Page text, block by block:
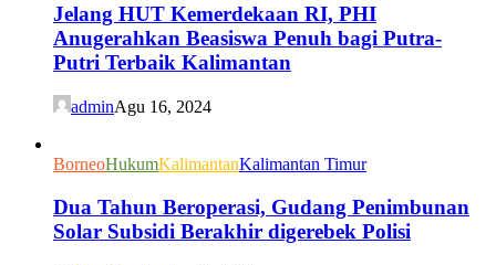
Jelang HUT Kemerdekaan RI, PHI
Anugerahkan Beasiswa Penuh bagi Putra-
Putri Terbaik Kalimantan
adminAgu 16, 2024
BorneoHukumKalimantanKalimantan Timur
Dua Tahun Beroperasi, Gudang Penimbunan
Solar Subsidi Berakhir digerebek Polisi